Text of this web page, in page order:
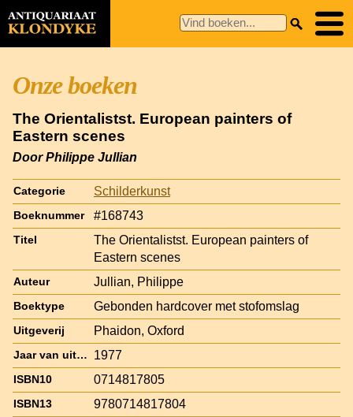
Onze boeken
The Orientalistst. European painters of
Eastern scenes
Door Philippe Jullian
Categorie Schilderkunst
Boeknummer #168743
Titel
The Orientalistst. European painters of
Eastern scenes
Auteur Jullian, Philippe
Boektype Gebonden hardcover met stofomslag
Uitgeverij Phaidon, Oxford
Jaar van uitgave 1977
ISBN10 0714817805
ISBN13 9780714817804